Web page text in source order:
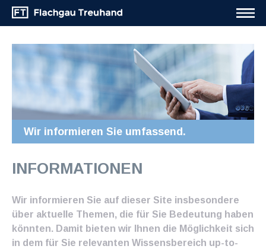
Wir informieren Sie umfassend.
INFORMATIONEN
Wir informieren Sie auf dieser Site insbesondere
über aktuelle Themen, die für Sie Bedeutung haben
könnten. Damit bieten wir Ihnen die Möglichkeit sich
in dem für Sie relevanten Wissensbereich up-to-